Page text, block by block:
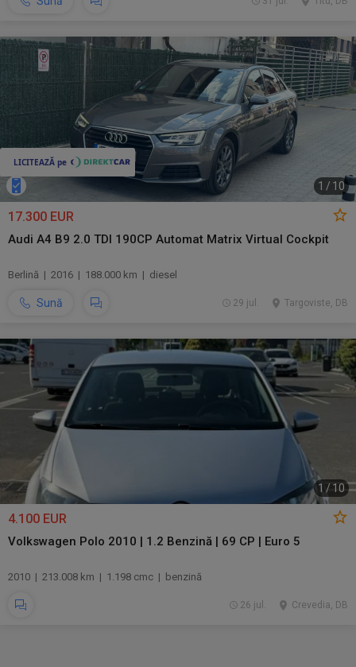
1 / 10
17.300 EUR
Audi A4 B9 2.0 TDI 190CP Automat Matrix Virtual Cockpit
Berlină | 2016 | 188.000 km | diesel
Sună Targoviste, DB
29 jul.
1 /10
4.100 EUR
Volkswagen Polo 2010 | 1.2 Benzină | 69 CP | Euro 5
2010 | 213.008 km | 1.198 cmc | benzină
Crevedia, DB
26 jul.